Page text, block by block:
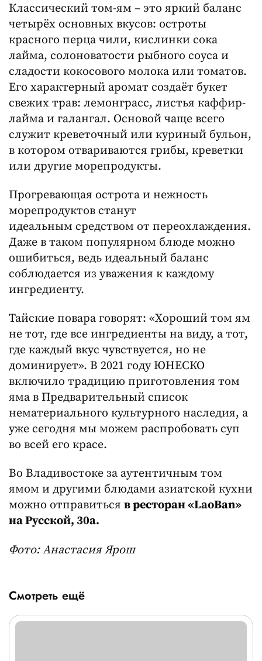
Классический том-ям – это яркий баланс
четырёх основных вкусов: остроты
красного перца чили, кислинки сока
лайма, солоноватости рыбного соуса и
сладости кокосового молока или томатов.
Его характерный аромат создаёт букет
свежих трав: лемонграсс, листья каффир-
лайма и галангал. Основой чаще всего
служит креветочный или куриный бульон,
в котором отвариваются грибы, креветки
или другие морепродукты.
Прогревающая острота и нежность
морепродуктов станут
идеальным средством от переохлаждения.
Даже в таком популярном блюде можно
ошибиться, ведь идеальный баланс
соблюдается из уважения к каждому
ингредиенту.
Тайские повара говорят: «Хороший том ям
не тот, где все ингредиенты на виду, а тот,
где каждый вкус чувствуется, но не
доминирует». В 2021 году ЮНЕСКО
включило традицию приготовления том
яма в Предварительный список
нематериального культурного наследия, а
уже сегодня мы можем распробовать суп
во всей его красе.
Во Владивостоке за аутентичным том
ямом и другими блюдами азиатской кухни
можно отправиться в ресторан «LaoBan»
на Русской, 30а.
Фото: Анастасия Ярош
Смотреть ещё